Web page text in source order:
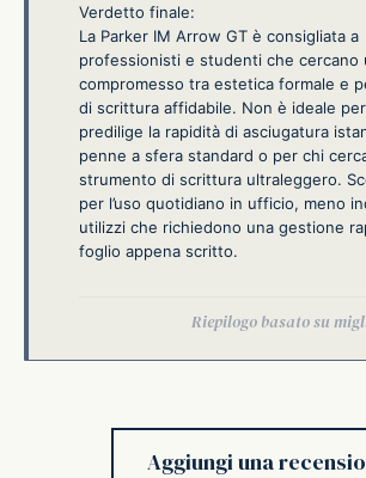
Verdetto finale:
La Parker IM Arrow GT è consigliata a
professionisti e studenti che cercano
compromesso tra estetica formale e
di scrittura affidabile. Non è ideale
predilige la rapidità di asciugatura
penne a sfera standard o per chi
strumento di scrittura ultraleggero.
per l’uso quotidiano in ufficio, meno
utilizzi che richiedono una gestione
foglio appena scritto.
Aggiungi una